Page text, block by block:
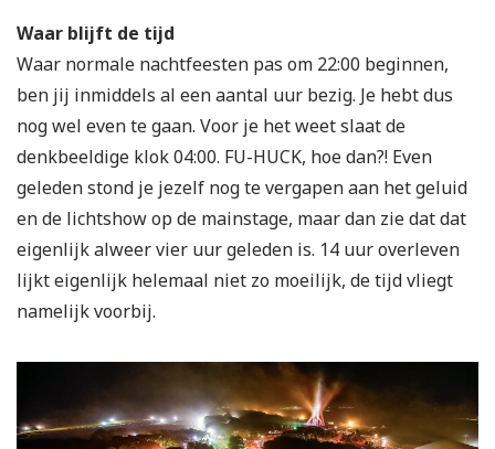
Waar blijft de tijd
Waar normale nachtfeesten pas om 22:00 beginnen,
ben jij inmiddels al een aantal uur bezig. Je hebt dus
nog wel even te gaan. Voor je het weet slaat de
denkbeeldige klok 04:00. FU-HUCK, hoe dan?! Even
geleden stond je jezelf nog te vergapen aan het geluid
en de lichtshow op de mainstage, maar dan zie dat dat
eigenlijk alweer vier uur geleden is. 14 uur overleven
lijkt eigenlijk helemaal niet zo moeilijk, de tijd vliegt
namelijk voorbij.